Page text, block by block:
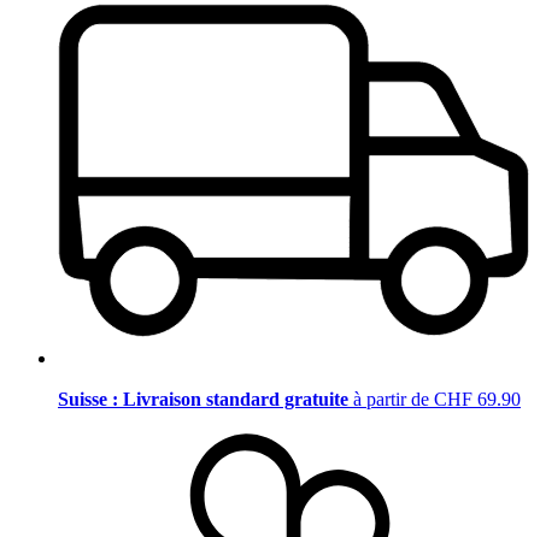
Suisse : Livraison standard gratuite à partir de CHF 69.90